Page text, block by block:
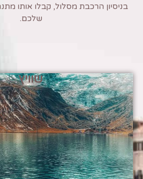
בניסיון הרכבת מסלול, קבלו אותו
שלכם.
שוויץ